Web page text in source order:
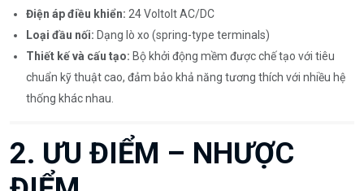
Điện áp điều khiển: 24 Voltolt AC/DC
Loại đầu nối: Dạng lò xo (spring-type terminals)
Thiết kế và cấu tạo: Bộ khởi động mềm được chế tạo với tiêu
chuẩn kỹ thuật cao, đảm bảo khả năng tương thích với nhiều hệ
thống khác nhau.
2. ƯU ĐIỂM – NHƯỢC